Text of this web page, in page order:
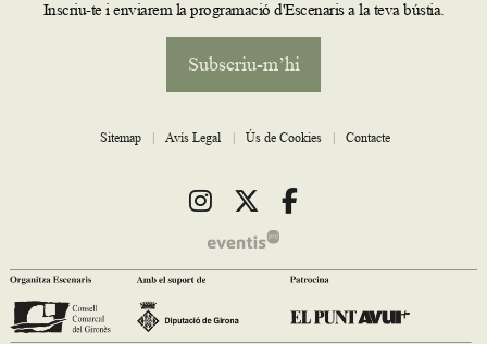
Inscriu-te i enviarem la programació d'Escenaris a la teva bústia.
Subscriu-m’hi
Sitemap | Avís Legal | Ús de Cookies | Contacte
Link a instagram
Link a twitter
Link a facebook